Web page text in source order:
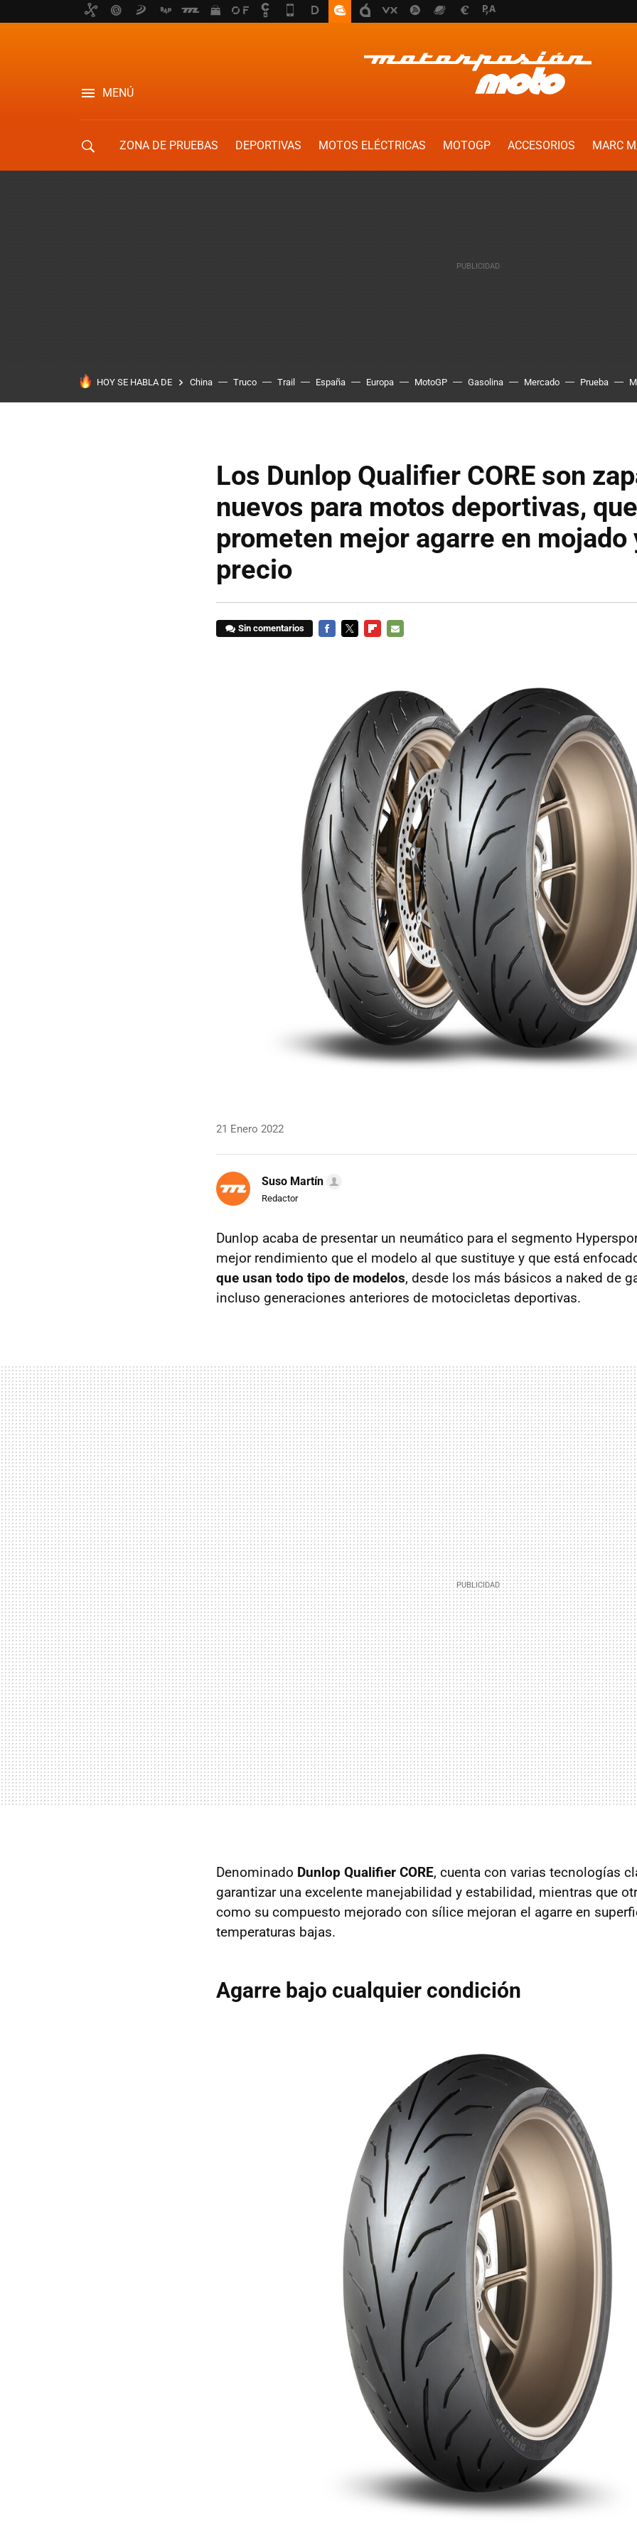
MENÚ
ZONA DE PRUEBAS DEPORTIVAS MOTOS ELÉCTRICAS MOTOGP ACCESORIOS
MARC
HOY SE HABLA DE China Truco Trail España Europa MotoGP Gasolina Mercado Prueba
Los Dunlop Qualifier CORE son
nuevos para motos deportivas, que
prometen mejor agarre en mojado
precio
Sin comentarios
21 Enero 2022
Suso Martín
Redactor
Dunlop acaba de presentar un neumático para el segmento
mejor rendimiento que el modelo al que sustituye y que está
que usan todo tipo de modelos, desde los más básicos a naked de
incluso generaciones anteriores de motocicletas deportivas.
Denominado Dunlop Qualifier CORE, cuenta con varias tecnologías
garantizar una excelente manejabilidad y estabilidad, mientras que
como su compuesto mejorado con sílice mejoran el agarre en
temperaturas bajas.
Agarre bajo cualquier condición